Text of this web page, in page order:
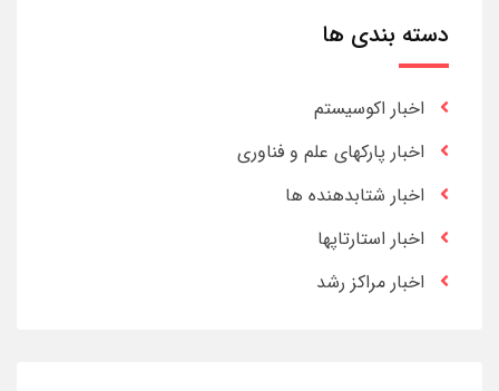
دسته بندی ها
اخبار اکوسیستم
اخبار پارکهای علم و فناوری
اخبار شتابدهنده ها
اخبار استارتاپها
اخبار مراکز رشد